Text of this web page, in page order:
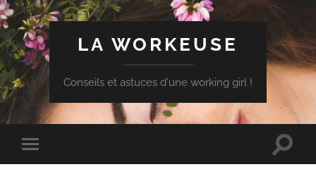
LA WORKEUSE
Conseils et astuces d'une working girl !
Toggle
mobile
Toggle